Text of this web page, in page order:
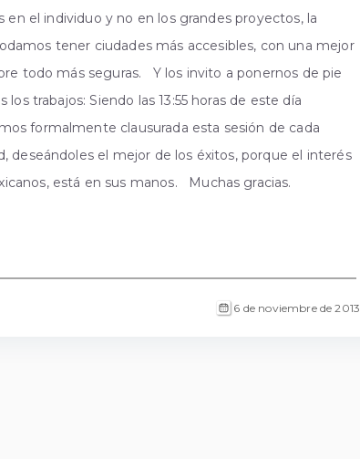
en el individuo y no en los grandes proyectos, la
tener ciudades más accesibles, con una mejor
todo más seguras. Y los invito a ponernos de pie
trabajos: Siendo las 13:55 horas de este día
formalmente clausurada esta sesión de cada
deseándoles el mejor de los éxitos, porque el interés
está en sus manos. Muchas gracias.
6 de noviembre de 2013